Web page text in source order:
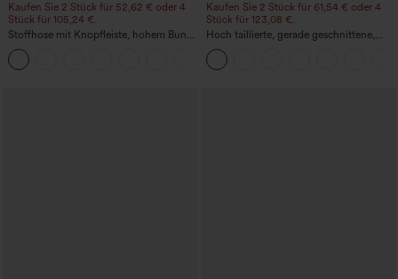
Kaufen Sie 2 Stück für 52,62 € oder 4
Stück für 105,24 €.
Stoffhose mit Knopfleiste, hohem Bund,
mehreren Taschen und geradem Bein
Kaufen Sie 2 Stück für 61,54 € oder 4
Stück für 123,08 €.
Hoch taillierte, gerade geschnittene,
legere Leinen-Optik-Hose mit Taschen